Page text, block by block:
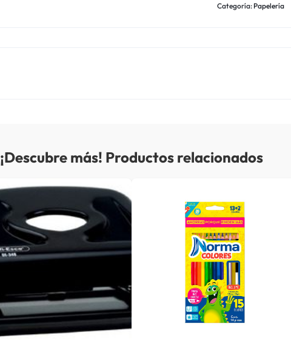
Categoría: Papelería
¡Descubre más! Productos relacionados